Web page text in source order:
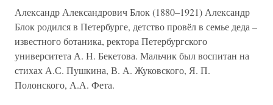
Александр Александрович Блок (1880–1921) Александр
Блок родился в Петербурге, детство провёл в семье деда –
известного ботаника, ректора Петербургского
университета А. Н. Бекетова. Мальчик был воспитан на
стихах А.С. Пушкина, В. А. Жуковского, Я. П.
Полонского, А.А. Фета.